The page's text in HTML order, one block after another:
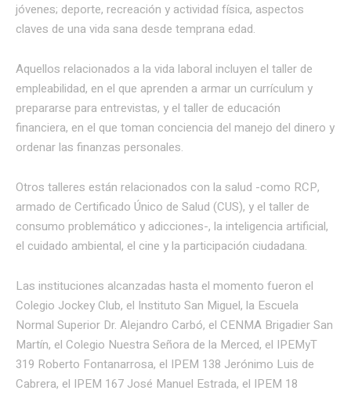
jóvenes; deporte, recreación y actividad física, aspectos
claves de una vida sana desde temprana edad.
Aquellos relacionados a la vida laboral incluyen el taller de
empleabilidad, en el que aprenden a armar un currículum y
prepararse para entrevistas, y el taller de educación
financiera, en el que toman conciencia del manejo del dinero y
ordenar las finanzas personales.
Otros talleres están relacionados con la salud -como RCP,
armado de Certificado Único de Salud (CUS), y el taller de
consumo problemático y adicciones-, la inteligencia artificial,
el cuidado ambiental, el cine y la participación ciudadana.
Las instituciones alcanzadas hasta el momento fueron el
Colegio Jockey Club, el Instituto San Miguel, la Escuela
Normal Superior Dr. Alejandro Carbó, el CENMA Brigadier San
Martín, el Colegio Nuestra Señora de la Merced, el IPEMyT
319 Roberto Fontanarrosa, el IPEM 138 Jerónimo Luis de
Cabrera, el IPEM 167 José Manuel Estrada, el IPEM 18